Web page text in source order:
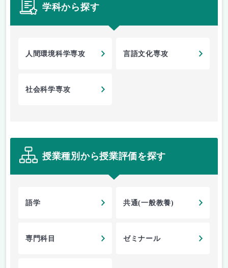
学科から探す
人間環境科学専攻 言語文化専攻
社会科学専攻
授業種別から授業評価を探す
語学 共通(一般教養)
専門科目 ゼミナール